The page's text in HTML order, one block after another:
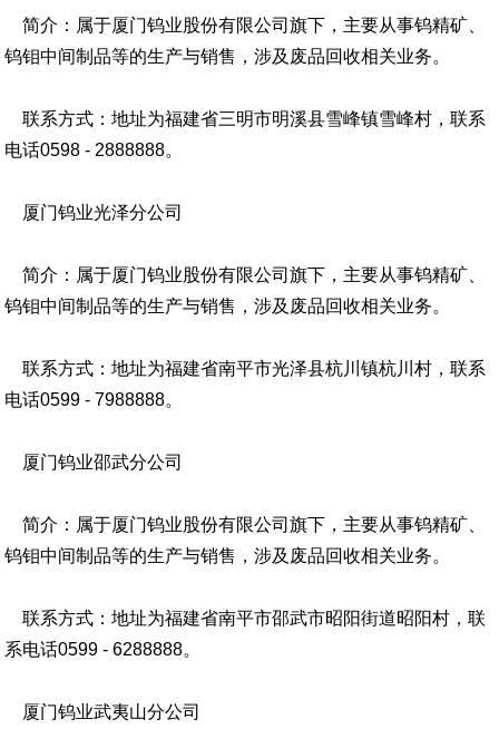
简介：属于厦门钨业股份有限公司旗下，主要从事钨精矿、
钨钼中间制品等的生产与销售，涉及废品回收相关业务。
联系方式：地址为福建省三明市明溪县雪峰镇雪峰村，联系
电话0598 - 2888888。
厦门钨业光泽分公司
简介：属于厦门钨业股份有限公司旗下，主要从事钨精矿、
钨钼中间制品等的生产与销售，涉及废品回收相关业务。
联系方式：地址为福建省南平市光泽县杭川镇杭川村，联系
电话0599 - 7988888。
厦门钨业邵武分公司
简介：属于厦门钨业股份有限公司旗下，主要从事钨精矿、
钨钼中间制品等的生产与销售，涉及废品回收相关业务。
联系方式：地址为福建省南平市邵武市昭阳街道昭阳村，联
系电话0599 - 6288888。
厦门钨业武夷山分公司